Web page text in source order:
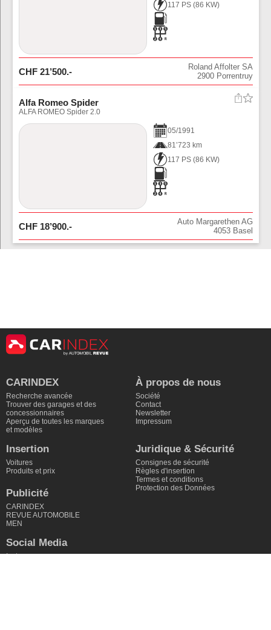
117 PS (86 KW)
CHF 21’500.-
Roland Affolter SA
2900 Porrentruy
Alfa Romeo Spider
ALFA ROMEO Spider 2.0
05/1991
81’723 km
117 PS (86 KW)
CHF 18’900.-
Auto Margarethen AG
4053 Basel
CARINDEX
Recherche avancée
Trouver des garages et des
concessionnaires
Aperçu de toutes les marques
et modèles
À propos de nous
Société
Contact
Newsletter
Impressum
Insertion
Voitures
Produits et prix
Publicité
CARINDEX
REVUE AUTOMOBILE
MEN
Juridique & Sécurité
Consignes de sécurité
Règles d'insertion
Termes et conditions
Protection des Données
Social Media
Instagram